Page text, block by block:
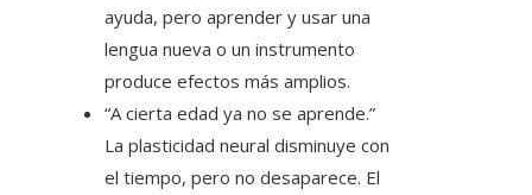
ayuda, pero aprender y usar una
lengua nueva o un instrumento
produce efectos más amplios.
“A cierta edad ya no se aprende.”
La plasticidad neural disminuye con
el tiempo, pero no desaparece. El